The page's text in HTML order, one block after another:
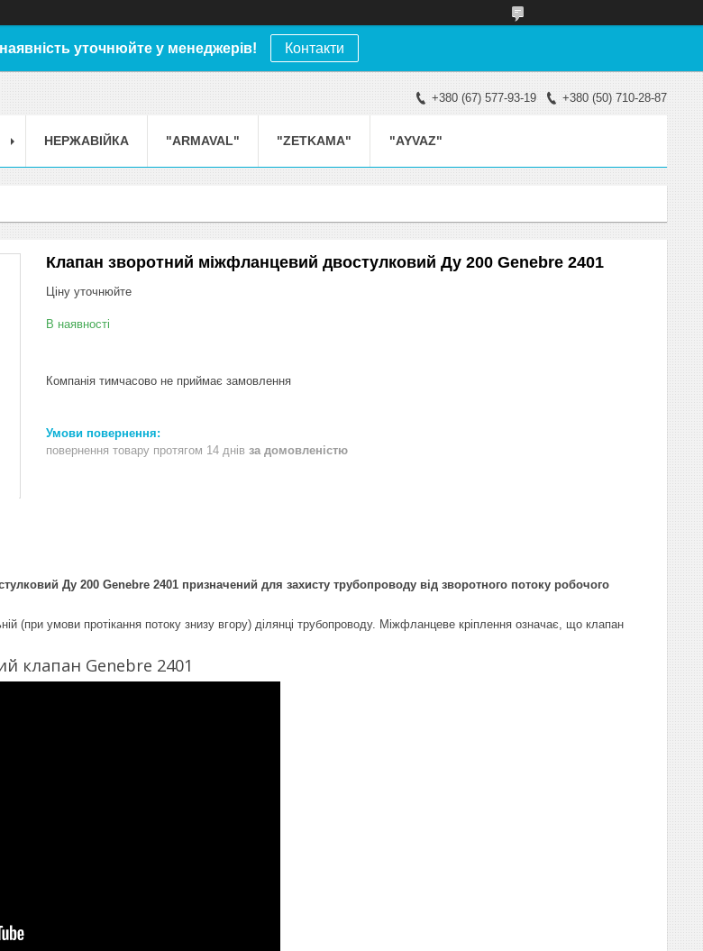
уточнюйте у менеджерів! Контакти
+380 (67) 577-93-19 +380 (50) 710-28-87
НЕРЖАВІЙКА "ARMAVAL" "ZETKAMA" "AYVAZ"
Клапан зворотний міжфланцевий двостулковий Ду 200 Genebre 2401
Ціну уточнюйте
В наявності
Компанія тимчасово не приймає замовлення
повернення товару протягом 14 днів за домовленістю
Ду 200 Genebre 2401 призначений для захисту трубопроводу від зворотного потоку робочого
(при умови протікання потоку знизу вгору) ділянці трубопроводу. Міжфланцеве кріплення означає, що клапан
клапан Genebre 2401